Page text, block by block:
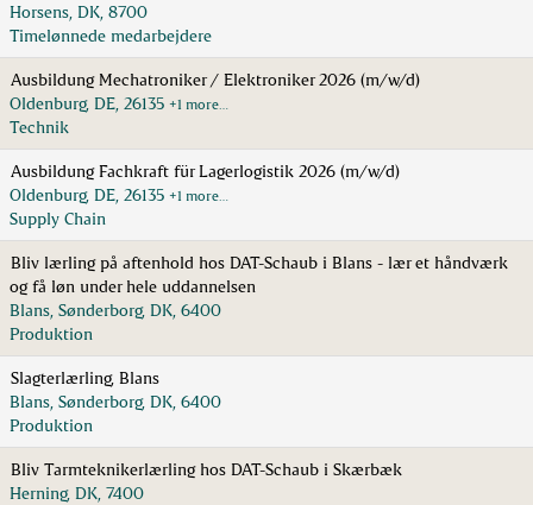
Horsens, DK, 8700
Timelønnede medarbejdere
Ausbildung Mechatroniker / Elektroniker 2026 (m/w/d)
Oldenburg, DE, 26135 +1 more…
Technik
Ausbildung Fachkraft für Lagerlogistik 2026 (m/w/d)
Oldenburg, DE, 26135 +1 more…
Supply Chain
Bliv lærling på aftenhold hos DAT-Schaub i Blans - lær et håndværk
og få løn under hele uddannelsen
Blans, Sønderborg, DK, 6400
Produktion
Slagterlærling, Blans
Blans, Sønderborg, DK, 6400
Produktion
Bliv Tarmteknikerlærling hos DAT-Schaub i Skærbæk
Herning, DK, 7400